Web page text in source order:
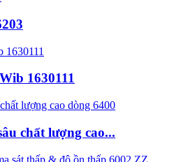
1630111
chất lượng cao...